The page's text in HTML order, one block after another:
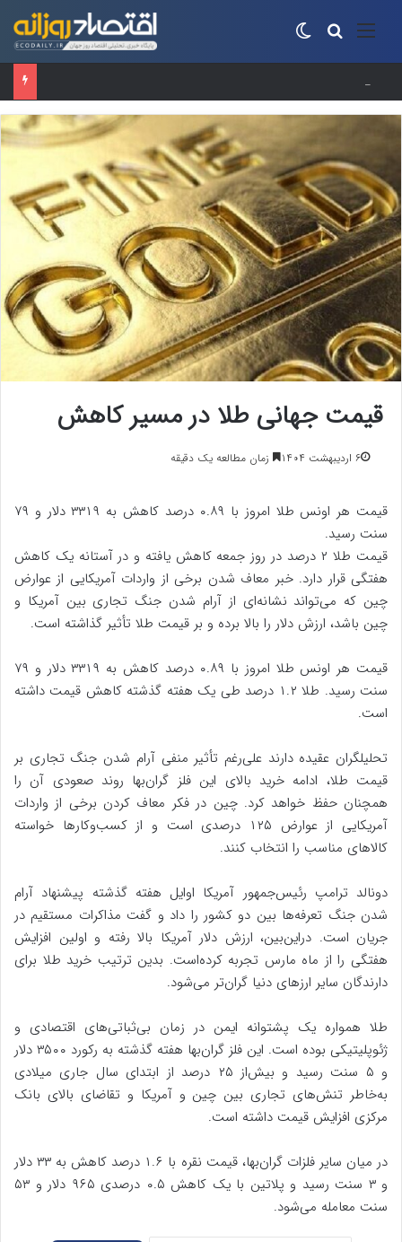
منو جستجو برای
قیمت جهانی طلا در مسیر کاهش
۶ اردیبهشت ۱۴۰۴ زمان مطالعه یک دقیقه
قیمت هر اونس طلا امروز با ۰.۸۹ درصد کاهش به ۳۳۱۹ دلار و ۷۹
سنت رسید.
قیمت طلا ۲ درصد در روز جمعه کاهش یافته و در آستانه یک کاهش
هفتگی قرار دارد. خبر معاف شدن برخی از واردات آمریکایی از عوارض
چین که می‌تواند نشانه‌ای از آرام شدن جنگ تجاری بین آمریکا و
چین باشد، ارزش دلار را بالا برده و بر قیمت طلا تأثیر گذاشته است.
قیمت هر اونس طلا امروز با ۰.۸۹ درصد کاهش به ۳۳۱۹ دلار و ۷۹
سنت رسید. طلا ۱.۲ درصد طی یک هفته گذشته کاهش قیمت داشته
است.
تحلیلگران عقیده دارند علی‌رغم تأثیر منفی آرام شدن جنگ تجاری بر
قیمت طلا، ادامه خرید بالای این فلز گران‌بها روند صعودی آن را
همچنان حفظ خواهد کرد. چین در فکر معاف کردن برخی از واردات
آمریکایی از عوارض ۱۲۵ درصدی است و از کسب‌وکارها خواسته
کالاهای مناسب را انتخاب کنند.
دونالد ترامپ رئیس‌جمهور آمریکا اوایل هفته گذشته پیشنهاد آرام
شدن جنگ تعرفه‌ها بین دو کشور را داد و گفت مذاکرات مستقیم در
جریان است. دراین‌بین، ارزش دلار آمریکا بالا رفته و اولین افزایش
هفتگی را از ماه مارس تجربه کرده‌است. بدین ترتیب خرید طلا برای
دارندگان سایر ارزهای دنیا گران‌تر می‌شود.
طلا همواره یک پشتوانه ایمن در زمان بی‌ثباتی‌های اقتصادی و
ژئوپلیتیکی بوده است. این فلز گران‌بها هفته گذشته به رکورد ۳۵۰۰ دلار
و ۵ سنت رسید و بیش‌از ۲۵ درصد از ابتدای سال جاری میلادی
به‌خاطر تنش‌های تجاری بین چین و آمریکا و تقاضای بالای بانک
مرکزی افزایش قیمت داشته است.
در میان سایر فلزات گران‌بها، قیمت نقره با ۱.۶ درصد کاهش به ۳۳ دلار
و ۳ سنت رسید و پلاتین با یک کاهش ۰.۵ درصدی ۹۶۵ دلار و ۵۳
سنت معامله می‌شود.